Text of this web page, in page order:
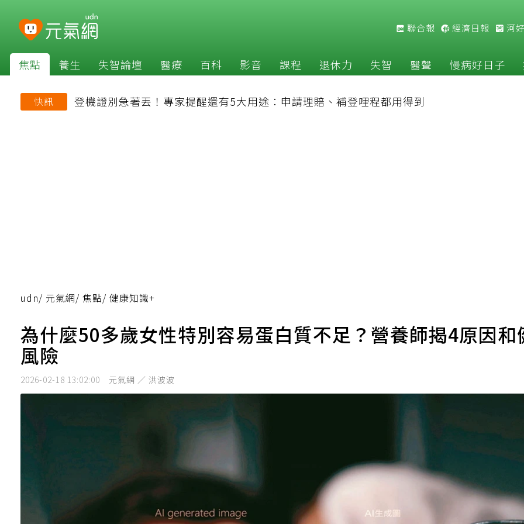
聯合報 經濟日報 河
焦點 養生 失智論壇 醫療 百科 影音 課程 退休力 失智 醫聲 慢病好日子
快訊 登機證別急著丟！專家提醒還有5大用途：申請理賠、補登哩程都用得到
udn/ 元氣網/ 焦點/ 健康知識+
為什麼50多歲女性特別容易蛋白質不足？營養師揭4原因
風險
2026-02-18 13:02:00 元氣網 ／ 洪波波